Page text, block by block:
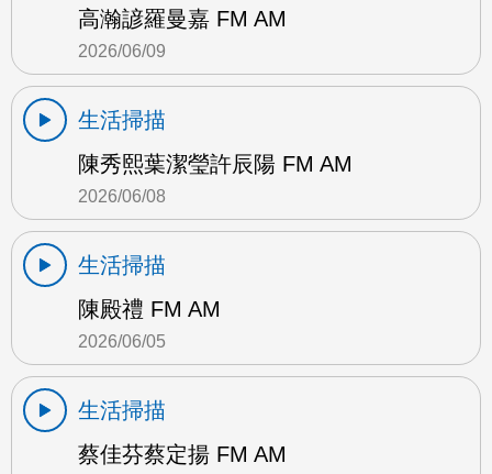
高瀚諺羅曼嘉 FM AM
2026/06/09
生活掃描
陳秀熙葉潔瑩許辰陽 FM AM
2026/06/08
生活掃描
陳殿禮 FM AM
2026/06/05
生活掃描
蔡佳芬蔡定揚 FM AM